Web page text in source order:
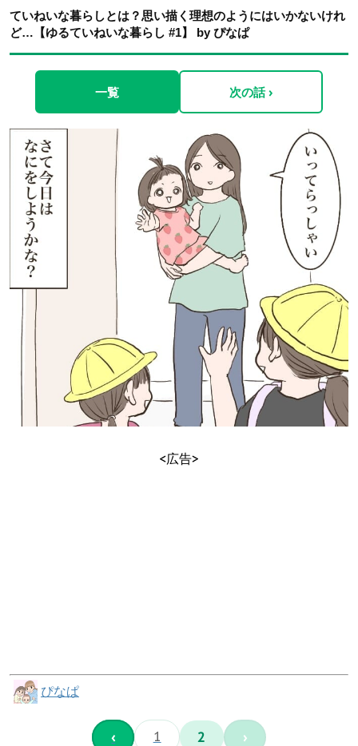
ていねいな暮らしとは？思い描く理想のようにはいかないけれ
ど…【ゆるていねいな暮らし #1】 by ぴなぱ
一覧 次の話 ›
<広告>
ぴなぱ
‹ 1 2 ›